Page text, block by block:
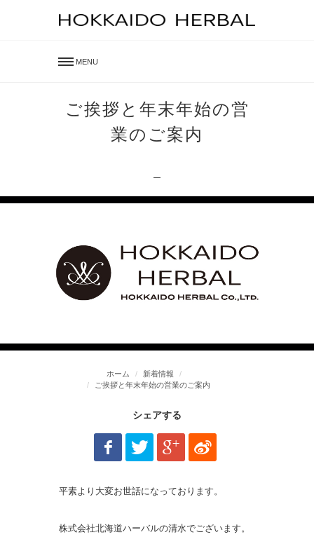
MENU
ご挨拶と年末年始の営
業のご案内
ホーム
新着情報
ご挨拶と年末年始の営業のご案内
シェアする
平素より大変お世話になっております。
株式会社北海道ハーバルの清水でございます。